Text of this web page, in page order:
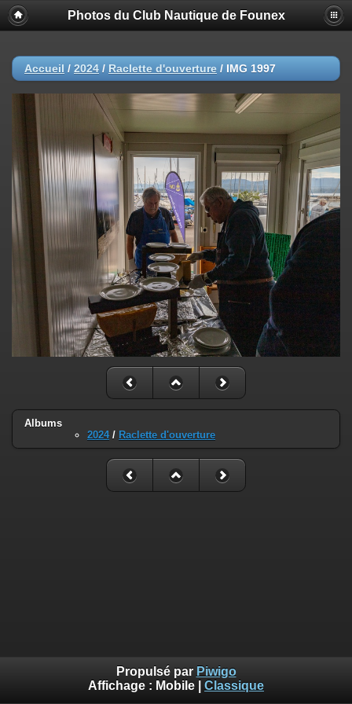
Photos du Club Nautique de Founex
Accueil / 2024 / Raclette d'ouverture / IMG 1997
Albums
2024/ Raclette d'ouverture
Propulsé par Piwigo
Affichage : Mobile Classique